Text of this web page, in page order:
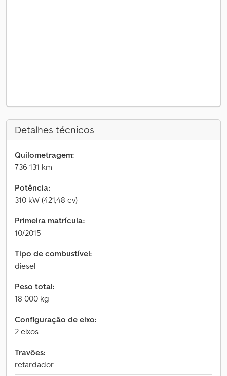
Detalhes técnicos
Quilometragem:
736 131 km
Potência:
310 kW (421,48 cv)
Primeira matrícula:
10/2015
Tipo de combustível:
diesel
Peso total:
18 000 kg
Configuração de eixo:
2 eixos
Travões:
retardador